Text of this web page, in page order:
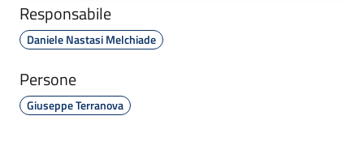
Responsabile
Daniele Nastasi Melchiade
Persone
Giuseppe Terranova